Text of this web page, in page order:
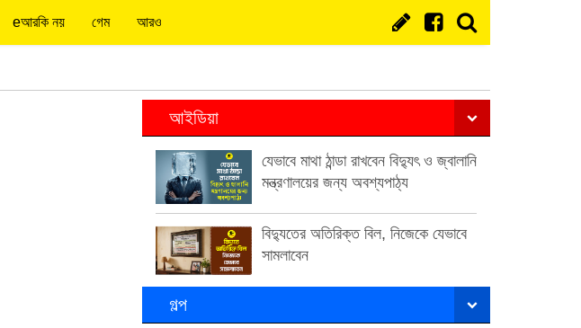
eআরকি নয় গেম আরও
আইডিয়া
যেভাবে মাথা ঠান্ডা রাখবেন বিদ্যুৎ ও জ্বালানি
মন্ত্রণালয়ের জন্য অবশ্যপাঠ্য
বিদ্যুতের অতিরিক্ত বিল, নিজেকে যেভাবে
সামলাবেন
গল্প